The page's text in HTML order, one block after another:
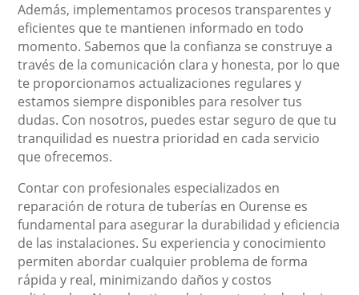
Además, implementamos procesos transparentes y
eficientes que te mantienen informado en todo
momento. Sabemos que la confianza se construye a
través de la comunicación clara y honesta, por lo que
te proporcionamos actualizaciones regulares y
estamos siempre disponibles para resolver tus
dudas. Con nosotros, puedes estar seguro de que tu
tranquilidad es nuestra prioridad en cada servicio
que ofrecemos.
Contar con profesionales especializados en
reparación de rotura de tuberías en Ourense es
fundamental para asegurar la durabilidad y eficiencia
de las instalaciones. Su experiencia y conocimiento
permiten abordar cualquier problema de forma
rápida y real, minimizando daños y costos